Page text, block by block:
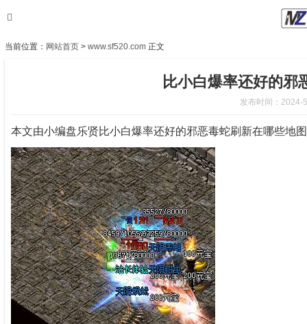
当前位置： 网站首页 > www.sf520.com 正文
比小白爆率还好的邪
发布时间：2024-
本文由小编盘乐贤比小白爆率还好的邪恶毒蛇刷新在哪些地